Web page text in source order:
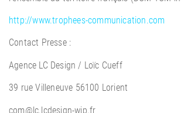
http://www.trophees-communication.com
Contact Presse :
Agence LC Design / Loïc Cueff
39 rue Villeneuve 56100 Lorient
com@lc.lcdesign-wip.fr